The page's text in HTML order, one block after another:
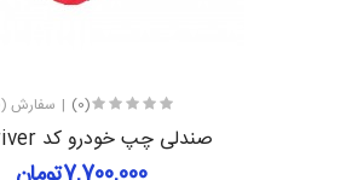
(0) سفارش (0)
صندلی چپ خودرو کد 2R-driver